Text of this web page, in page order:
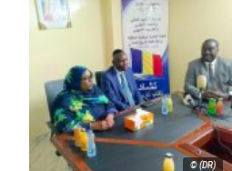
© (DR)